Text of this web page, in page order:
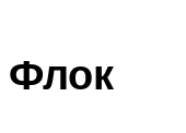
Флок